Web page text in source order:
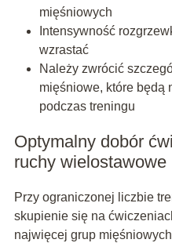
mięśniowych
Intensywność
wzrastać
Należy zwrócić
mięśniowe, które będą
podczas treningu
Optymalny dobór
ruchy wielostawowe
Przy ograniczonej liczbie
skupienie się na
najwięcej grup